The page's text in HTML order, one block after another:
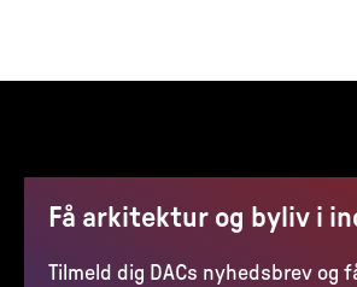
Få arkitektur og byliv i
Tilmeld dig DACs nyhedsbrev og